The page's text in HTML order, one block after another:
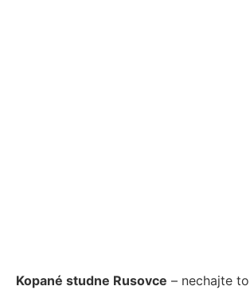
Kopané studne Rusovce – nechajte